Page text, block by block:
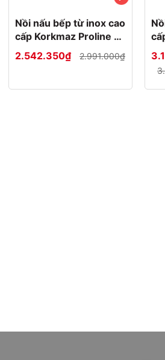
Nồi nấu bếp từ inox cao
cấp Korkmaz Proline 5
lít thân cao -
Ø20x16.5cm - A1165
2.542.350₫ 2.991.000₫
lít